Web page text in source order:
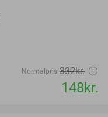
Normalpris 332kr.
148kr.